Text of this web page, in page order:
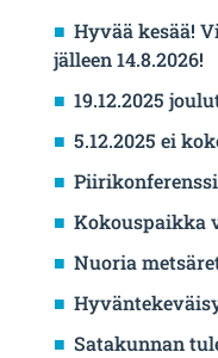
Hyvää kesää!
jälleen 14.8.2026!
19.12.2025
5.12.2025 ei
Kokouspaikka
Nuoria
Satakunnan